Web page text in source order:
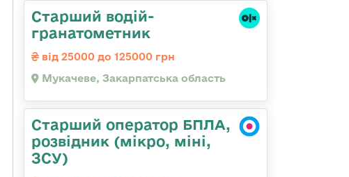
Старший водій-
гранатометник
від 25000 до 125000 грн
Мукачеве, Закарпатська область
Старший оператор БПЛА,
розвідник (мікро, міні,
ЗСУ)